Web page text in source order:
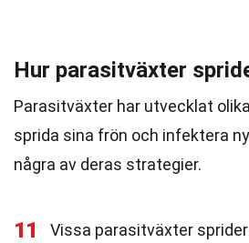
Hur parasitväxter
Parasitväxter har utvecklat
sprida sina frön och infektera
några av deras strategier.
11 Vissa parasitväxter